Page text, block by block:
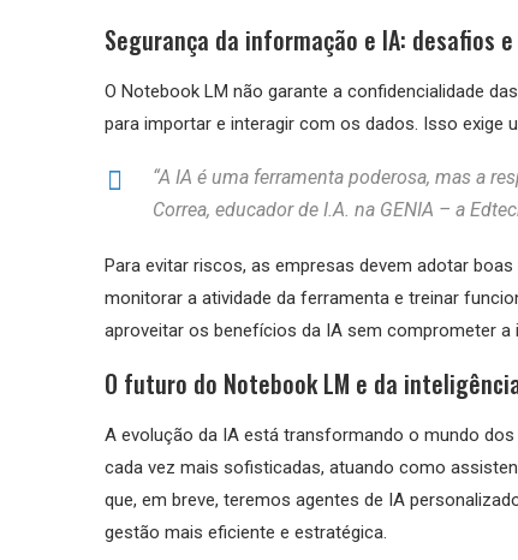
Segurança da informação e IA: desafios
O Notebook LM não garante a confidencialidade
para importar e interagir com os dados. Isso exige
“A IA é uma ferramenta poderosa, mas a
Correa, educador de I.A. na GENIA – a
Para evitar riscos, as empresas devem adotar
monitorar a atividade da ferramenta e treinar
aproveitar os benefícios da IA sem comprometer a
O futuro do Notebook LM e da
A evolução da IA está transformando o mundo
cada vez mais sofisticadas, atuando como
que, em breve, teremos agentes de IA
gestão mais eficiente e estratégica.